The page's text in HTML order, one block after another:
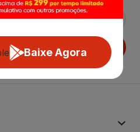
Baixe Agora
de Privacidade.